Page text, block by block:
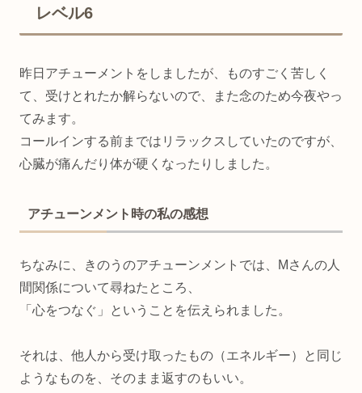
レベル6
昨日アチューメントをしましたが、ものすごく苦しく
て、受けとれたか解らないので、また念のため今夜やっ
てみます。
コールインする前まではリラックスしていたのですが、
心臓が痛んだり体が硬くなったりしました。
アチューンメント時の私の感想
ちなみに、きのうのアチューンメントでは、Mさんの人
間関係について尋ねたところ、
「心をつなぐ」ということを伝えられました。
それは、他人から受け取ったもの（エネルギー）と同じ
ようなものを、そのまま返すのもいい。